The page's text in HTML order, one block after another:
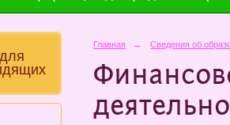
Главная → Сведения об